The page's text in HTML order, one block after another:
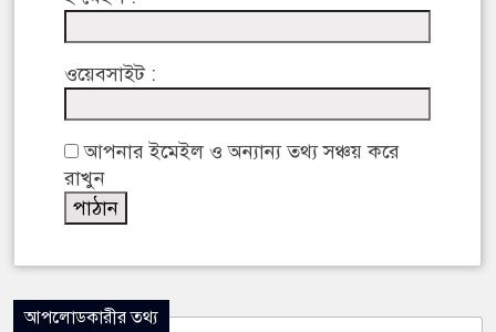
ওয়েবসাইট :
আপনার ইমেইল ও অন্যান্য তথ্য সঞ্চয় করে
রাখুন
আপলোডকারীর তথ্য